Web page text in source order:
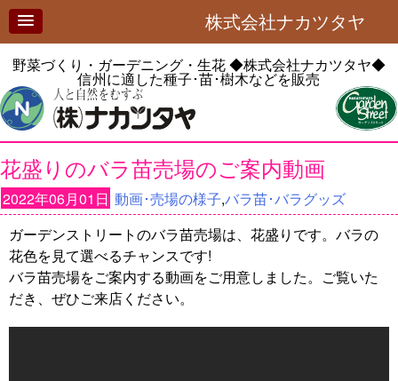
株式会社ナカツタヤ
野菜づくり・ガーデニング・生花◆株式会社ナカツタヤ◆
信州に適した種子･苗･樹木などを販売
花盛りのバラ苗売場のご案内動画
2022年06月01日 動画･売場の様子,バラ苗･バラグッズ
ガーデンストリートのバラ苗売場は、花盛りです。バラの
花色を見て選べるチャンスです!
バラ苗売場をご案内する動画をご用意しました。ご覧いた
だき、ぜひご来店ください。